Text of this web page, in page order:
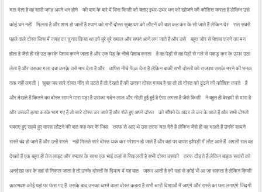
चल देता है वह सारी जगह अपने धन होने
की बाघ के बारे में बिना किसी को बताए इधर-उधर धन को खोजने की कोशिश करता है लेकिन उसे
कोई धन नहीं मिलता है और शाम हो जाती है श्याम को सभी दोस्त सुबह घर को लौटने की बात कह कर के सो जाते हैं लेकिन देर
रात सबसे
पहले वाले दोस्त जिस में जगह का चुनाव किया था को बुरे बुरे ख्याल और सपने आने लग जाते हैं और उसे
बहुत जोर से पेशाब करने का मन
होता है जैसे ही रहे उठ करके पेशाब करने जाता है और एक पेड़ के नीचे पेशाब करता
है वह पेड़ों से वह पेड़ों से गले से पकड़ कर के ऊपर उठा
लेता है और उसका गला दबा करके उसे मार देता है और
वापिस नीचे फेंक देता है लेकिन बाकी सभी दोस्तों को राजपथ उसके मरने की भनक
तक नहीं लगती | सुबह जब सारे दोस्त नींद से उठते हैं तो देखते हैं की उनका दोस्त गायब है वह तो तो दोस्त को ढूंढने की कोशिश करते
हैं
और देखते हैं कितने का दोस्त सामने मारा पड़ा है उसका गर्दन लाल और नीली हुई हुई है ऐसा लगता है जैसे किसी
ने बहुत ही बेरहमी से मारा है
और उसकी हत्या करके भाग गए हैं तो सारे दोस्त डर जाते हैं और रोते हुए अपने दोस्त
को सौंपने के अंदर ले कर के आते हैं और सभी दोस्तो
घबराए हुए सहमे हुए वापस लौटने की बात कह कर के जिस
तरफ से आए थे उस तरफ चल देते हैं लेकिन जैसे ही वह चलते हैं उनके सामने
रास्ते बंद हो जाते हैं और उन्हें रास्ते
नहीं मिलते सारे दोस्त थक कर परेशान हो जाते हैं और वहां पर वापस झोंपड़ी में लौट आते हैं अगली रात वह
देखते हैं एक बहुत ही तेज लाइट और रफ्तार के साथ एक भाई कहां से निकलती है सभी दोस्त उसकी
तरफ दौड़ते हैं लेकिन बाइक सवारों को
अनदेखा कर के वहां से निकल जाता है तो उनके दोस्तों के दिमाग में यह बात
जरूर आती है की यहां से कोई भी आ जा सकता है लेकिन किसी
कारणवश कोई यहां पर फंस गए हैं उसके बाद उनका चश्मे वाला दोस्त कहता है सभी चारों दिशाओं में जाएंगे और रास्ते का पता लगाएंगे जिंदगी